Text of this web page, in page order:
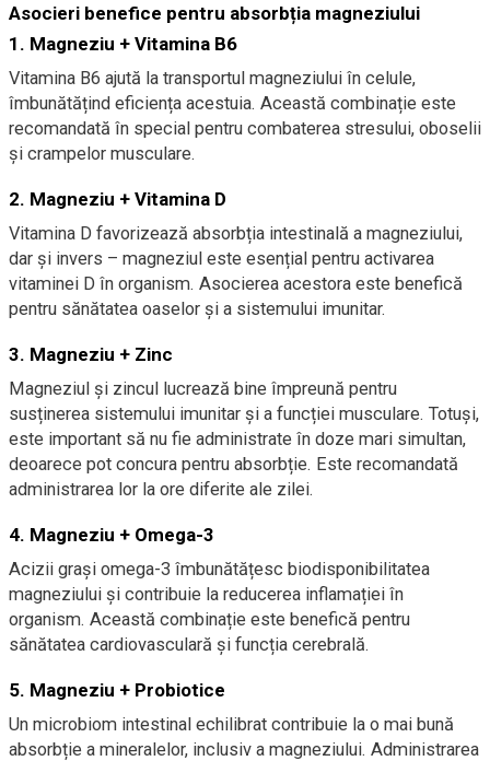
Asocieri benefice pentru absorbția magneziului
1. Magneziu + Vitamina B6
Vitamina B6 ajută la transportul magneziului în celule,
îmbunătățind eficiența acestuia. Această combinație este
recomandată în special pentru combaterea stresului, oboselii
și crampelor musculare.
2. Magneziu + Vitamina D
Vitamina D favorizează absorbția intestinală a magneziului,
dar și invers – magneziul este esențial pentru activarea
vitaminei D în organism. Asocierea acestora este benefică
pentru sănătatea oaselor și a sistemului imunitar.
3. Magneziu + Zinc
Magneziul și zincul lucrează bine împreună pentru
susținerea sistemului imunitar și a funcției musculare. Totuși,
este important să nu fie administrate în doze mari simultan,
deoarece pot concura pentru absorbție. Este recomandată
administrarea lor la ore diferite ale zilei.
4. Magneziu + Omega-3
Acizii grași omega-3 îmbunătățesc biodisponibilitatea
magneziului și contribuie la reducerea inflamației în
organism. Această combinație este benefică pentru
sănătatea cardiovasculară și funcția cerebrală.
5. Magneziu + Probiotice
Un microbiom intestinal echilibrat contribuie la o mai bună
absorbție a mineralelor, inclusiv a magneziului. Administrarea